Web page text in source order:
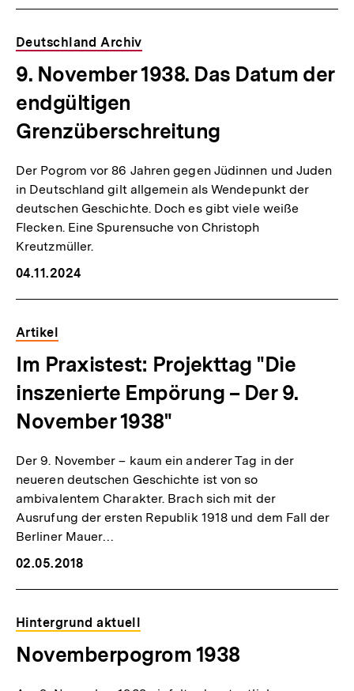
Deutschland Archiv
9. November 1938. Das Datum der
endgültigen
Grenzüberschreitung
Der Pogrom vor 86 Jahren gegen Jüdinnen und Juden
in Deutschland gilt allgemein als Wendepunkt der
deutschen Geschichte. Doch es gibt viele weiße
Flecken. Eine Spurensuche von Christoph
Kreutzmüller.
04.11.2024
Artikel
Im Praxistest: Projekttag "Die
inszenierte Empörung – Der 9.
November 1938"
Der 9. November – kaum ein anderer Tag in der
neueren deutschen Geschichte ist von so
ambivalentem Charakter. Brach sich mit der
Ausrufung der ersten Republik 1918 und dem Fall der
Berliner Mauer…
02.05.2018
Hintergrund aktuell
Novemberpogrom 1938